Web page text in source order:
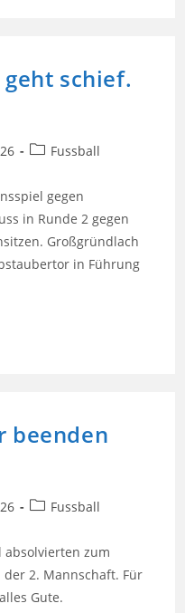
schief.
Beitrags-
Fussball
gegen
in Runde 2 gegen
Großgründlach
in Führung
beenden
Beitrags-
Fussball
absolvierten zum
2. Mannschaft. Für
Gute.